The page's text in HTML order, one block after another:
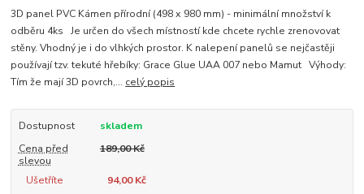
3D panel PVC Kámen přírodní (498 х 980 mm) - minimální množství k
odběru 4ks Je určen do všech místností kde chcete rychle zrenovovat
stěny. Vhodný je i do vlhkých prostor. K nalepení panelů se nejčastěji
používají tzv. tekuté hřebíky: Grace Glue UAA 007 nebo Mamut Výhody:
Tím že mají 3D povrch,... celý popis
Dostupnost
skladem
Cena před
slevou
189,00 Kč
Ušetříte 94,00 Kč